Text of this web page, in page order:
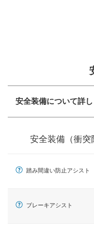
安全装備について詳し
ーキアシスト、
見えにくい場所
テムなどが装
車線のはみだし
プアシストなど
安全装備（衝突
踏み間違い防止アシスト
ブレーキアシスト